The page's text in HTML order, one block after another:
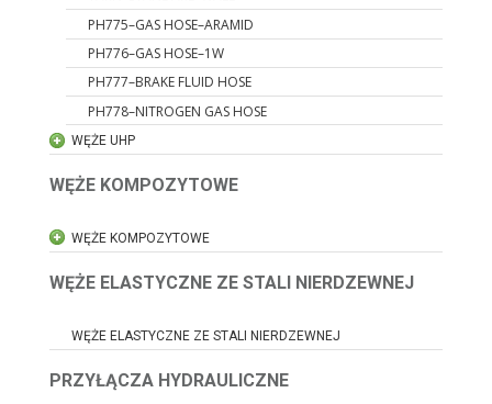
PH775–GAS HOSE–ARAMID
PH776–GAS HOSE–1W
PH777–BRAKE FLUID HOSE
PH778–NITROGEN GAS HOSE
WĘŻE UHP
WĘŻE KOMPOZYTOWE
WĘŻE KOMPOZYTOWE
WĘŻE ELASTYCZNE ZE STALI NIERDZEWNEJ
WĘŻE ELASTYCZNE ZE STALI NIERDZEWNEJ
PRZYŁĄCZA HYDRAULICZNE